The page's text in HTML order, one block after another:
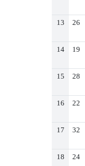
13 26
14 19
15 28
16 22
17 32
18 24